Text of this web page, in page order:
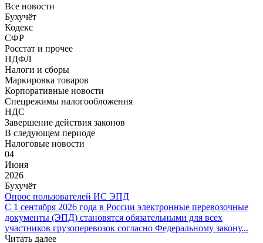
Все новости
Бухучёт
Кодекс
СФР
Росстат и прочее
НДФЛ
Налоги и сборы
Маркировка товаров
Корпоративные новости
Спецрежимы налогообложения
НДС
Завершение действия законов
В следующем периоде
Налоговые новости
04
Июня
2026
Бухучёт
Опрос пользователей ИС ЭПД
С 1 сентября 2026 года в России электронные перевозочные
документы (ЭПД) становятся обязательными для всех
участников грузоперевозок согласно Федеральному закону...
Читать далее